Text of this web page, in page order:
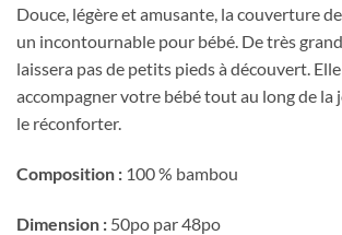
Douce, légère et amusante, la couverture
un incontournable pour bébé. De très
laissera pas de petits pieds à découvert.
accompagner votre bébé tout au long de la
le réconforter.
Composition : 100 % bambou
Dimension : 50po par 48po